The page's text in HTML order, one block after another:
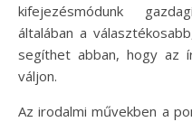
kifejezésmódunk
általában a
segíthet abban, hogy az
váljon.
Az irodalmi művekben a